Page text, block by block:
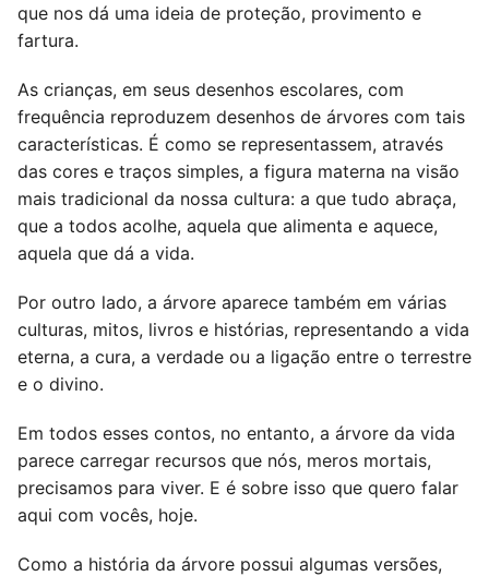
que nos dá uma ideia de proteção, provimento e
fartura.
As crianças, em seus desenhos escolares, com
frequência reproduzem desenhos de árvores com tais
características. É como se representassem, através
das cores e traços simples, a figura materna na visão
mais tradicional da nossa cultura: a que tudo abraça,
que a todos acolhe, aquela que alimenta e aquece,
aquela que dá a vida.
Por outro lado, a árvore aparece também em várias
culturas, mitos, livros e histórias, representando a vida
eterna, a cura, a verdade ou a ligação entre o terrestre
e o divino.
Em todos esses contos, no entanto, a árvore da vida
parece carregar recursos que nós, meros mortais,
precisamos para viver. E é sobre isso que quero falar
aqui com vocês, hoje.
Como a história da árvore possui algumas versões,